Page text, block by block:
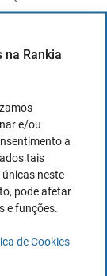
na Rankia
e/ou
a
tais
neste
pode afetar
e funções.
de Cookies
mês, que
variam
forem
corretagem
para uma
de
vantajosa.
apenas uma
ao